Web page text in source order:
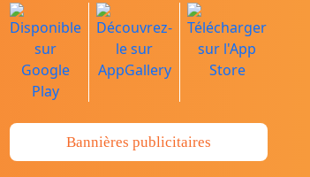
Bannières publicitaires